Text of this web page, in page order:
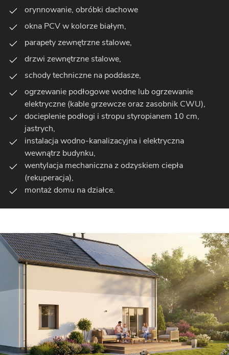
orynnowanie, obróbki dachowe
okna PCV w kolorze białym,
parapety zewnętrzne stalowe,
drzwi zewnętrzne stalowe,
schody techniczne na poddasze,
ogrzewanie podłogowe wodne lub ogrzewanie
elektryczne (kable grzewcze oraz zasobnik CWU),
docieplenie podłogi i stropu styropianem 10 cm,
jastrych,
instalacja wodno-kanalizacyjna i elektryczna
wewnątrz budynku,
wentylacja mechaniczna z odzyskiem ciepła
(rekuperacja),
montaż domu na działce.